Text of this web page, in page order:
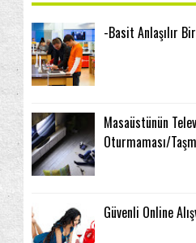
-Basit Anlaşılır
Masaüstünün
Oturmaması/
Güvenli Online